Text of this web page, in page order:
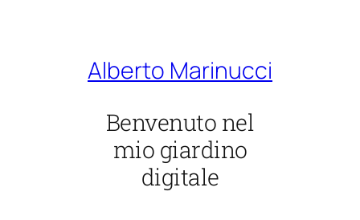
Alberto Marinucci
Benvenuto nel
mio giardino
digitale